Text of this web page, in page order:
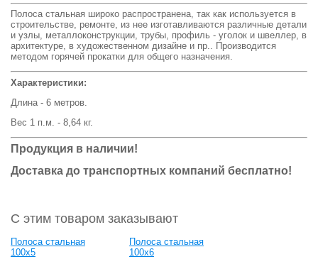
Полоса стальная широко распространена, так как используется в
строительстве, ремонте, из нее изготавливаются различные детали
и узлы, металлоконструкции, трубы, профиль - уголок и швеллер, в
архитектуре, в художественном дизайне и пр.. Производится
методом горячей прокатки для общего назначения.
Характеристики:
Длина - 6 метров.
Вес 1 п.м. - 8,64 кг.
Продукция в наличии!
Доставка до транспортных компаний бесплатно!
С этим товаром заказывают
Полоса стальная
100x5
Полоса стальная
100x6